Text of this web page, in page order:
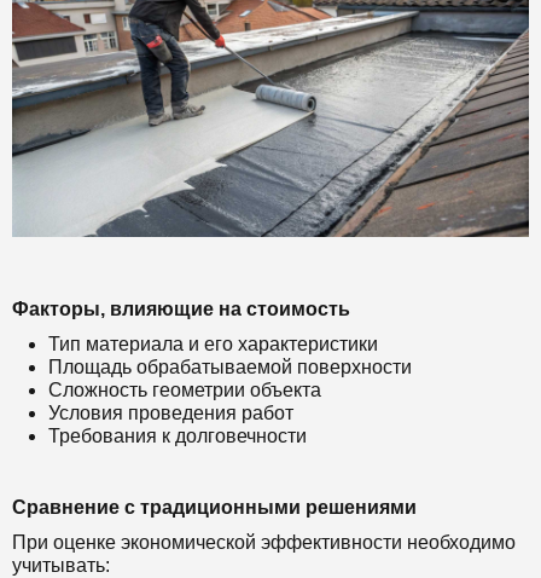
Факторы, влияющие на стоимость
Тип материала и его характеристики
Площадь обрабатываемой поверхности
Сложность геометрии объекта
Условия проведения работ
Требования к долговечности
Сравнение с традиционными решениями
При оценке экономической эффективности необходимо
учитывать: